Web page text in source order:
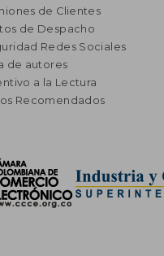
de Clientes
de Despacho
Redes Sociales
de autores
a la Lectura
Recomendados